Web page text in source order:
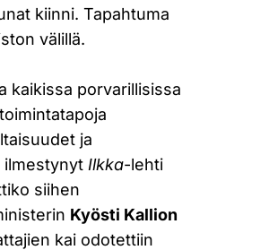
kiinni. Tapahtuma
välillä.
kaikissa porvarillisissa
ja
ilmestynyt Ilkka-lehti
siihen
Kyösti Kallion
kai odotettiin